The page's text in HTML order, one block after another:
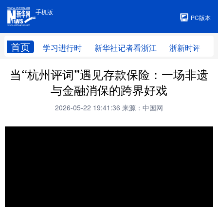
手机版
PC版本
首页 学习进行时 新华社记者看浙江 浙新时评
手机版
当“杭州评词”遇见存款保险：一场非遗
与金融消保的跨界好戏
2026-05-22 19:41:36 来源：中国网